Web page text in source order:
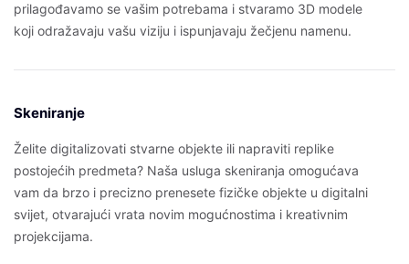
prilagođavamo se vašim potrebama i stvaramo 3D modele
koji odražavaju vašu viziju i ispunjavaju žečjenu namenu.
Skeniranje
Želite digitalizovati stvarne objekte ili napraviti replike
postojećih predmeta? Naša usluga skeniranja omogućava
vam da brzo i precizno prenesete fizičke objekte u digitalni
svijet, otvarajući vrata novim mogućnostima i kreativnim
projekcijama.